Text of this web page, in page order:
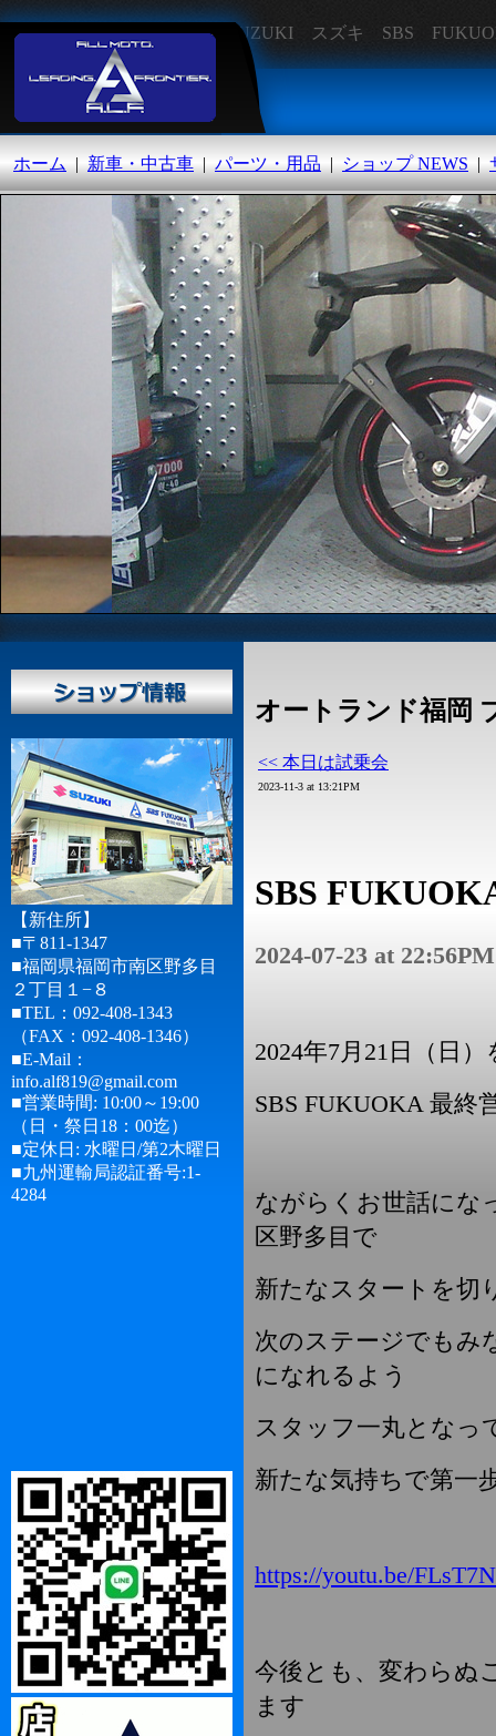
オートランド福岡
SUZUKI スズキ SBS
ホーム | 新車・中古車 | パーツ・用品 | ショップ NEWS |
【新住所】
■〒811-1347
■福岡県福岡市南区野多目
２丁目１−８
■TEL：092-408-1343
（FAX：092-408-1346）
■E-Mail：
info.alf819@gmail.com
■営業時間: 10:00～19:00
（日・祭日18：00迄）
■定休日: 水曜日/第2木曜日
■九州運輸局認証番号:1-
4284
オートランド福岡
<< 本日は試乗会
2023-11-3 at 13:21PM
SBS
2024-07-23 at 22:56PM
2024年7月21日（日
SBS FUKUOKA 最終
ながらくお世話にな
区野多目で
新たなスタートを切
次のステージでもみ
になれるよう
スタッフ一丸となっ
新たな気持ちで第一
https://youtu.be/
今後とも、変わらぬ
ます